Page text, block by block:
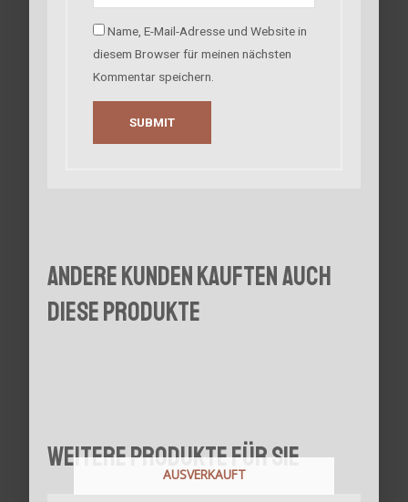
Name, E-Mail-Adresse und Website in
diesem Browser für meinen nächsten
Kommentar speichern.
Andere Kunden kauften auch
diese Produkte
Weitere Produkte für Sie
AUSVERKAUFT